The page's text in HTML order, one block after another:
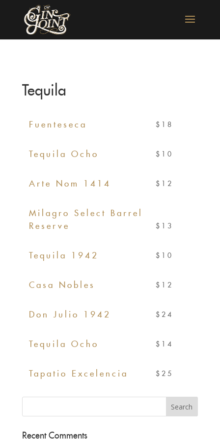
Tequila
Fuenteseca $18
Tequila Ocho $10
Arte Nom 1414 $12
Milagro Select Barrel
Reserve
$13
Tequila 1942 $10
Casa Nobles $12
Don Julio 1942 $24
Tequila Ocho $14
Tapatio Excelencia $25
Recent Comments